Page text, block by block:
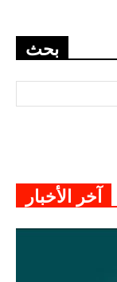
بحث
آخر الأخبار